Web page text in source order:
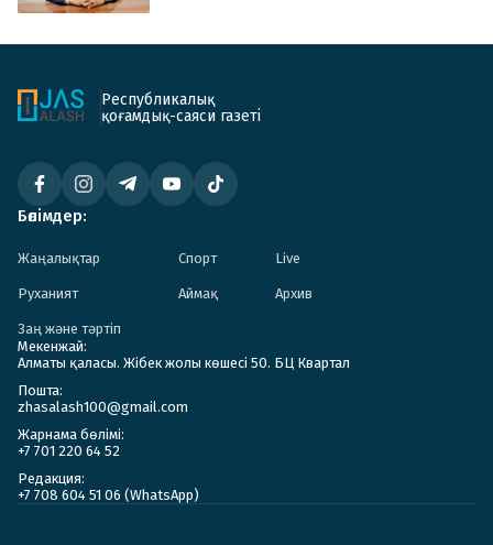
Республикалық
қоғамдық-саяси газеті
Бөлімдер:
Жаңалықтар Спорт Live
Руханият Аймақ Архив
Заң және тәртіп
Мекенжай:
Алматы қаласы. Жібек жолы көшесі 50. БЦ Квартал
Пошта:
zhasalash100@gmail.com
Жарнама бөлімі:
+7 701 220 64 52
Редакция:
+7 708 604 51 06 (WhatsApp)